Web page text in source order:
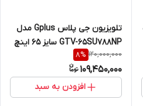
تلویزیون جی پلاس Gplus مدل
GTV-65SU788NP سایز 65 اینچ
120,000,000
8%
109,450,000
افزودن به سبد